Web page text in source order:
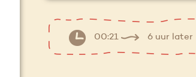
00:21 6 uur later